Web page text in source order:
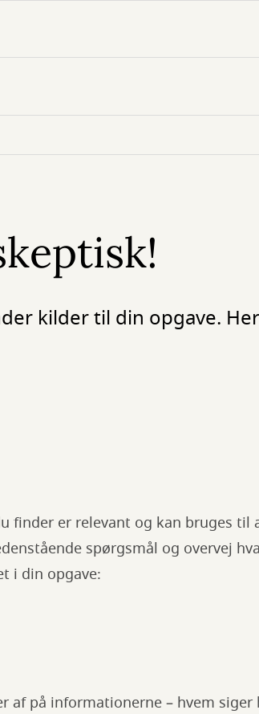
kilder til din opgave.
finder er relevant og kan bruges til
spørgsmål og overvej
i din opgave:
af på informationerne – hvem siger